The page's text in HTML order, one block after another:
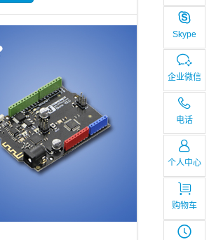
Skype
企业微信
电话
个人中心
购物车